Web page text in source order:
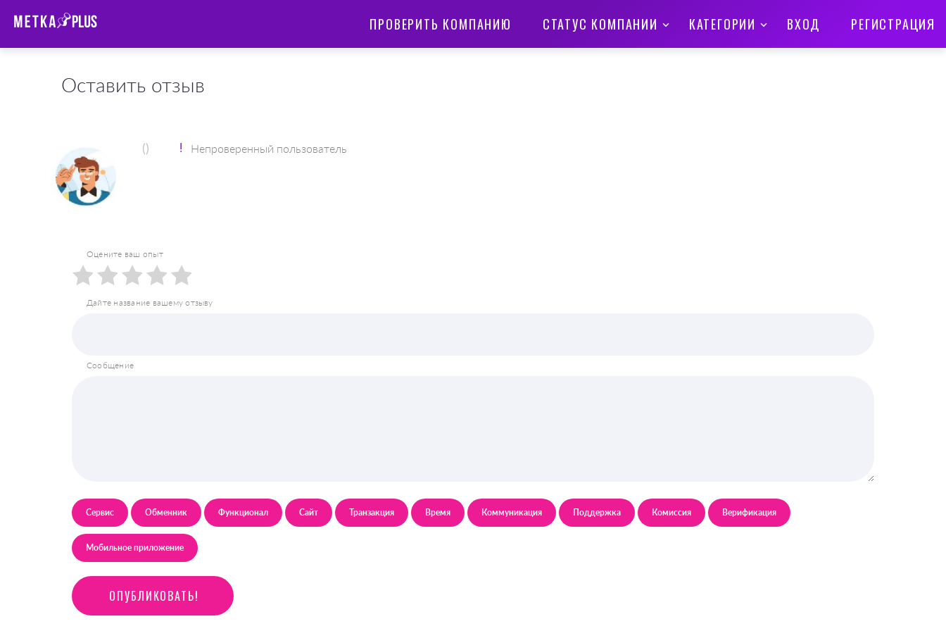
ПРОВЕРИТЬ КОМПАНИЮ СТАТУС КОМПАНИИ КАТЕГОРИИ ВХОД РЕГИСТРАЦИЯ
Оставить отзыв
() Непроверенный пользователь
Оцените ваш опыт
4
3
2
1
Дайте название вашему отзыву
Сообщение
Сервис Обменник Функционал Сайт Транзакция Время Коммуникация Поддержка Комиссия Верификация
Мобильное приложение
ОПУБ ЛИКОВАТЬ !
ОПУБЛИКОВАТЬ!